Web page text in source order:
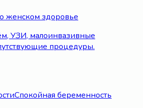
женском здоровье
УЗИ, малоинвазивные
процедуры.
Спокойная беременность